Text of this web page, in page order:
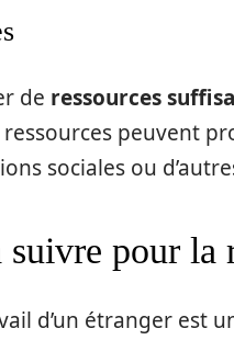
de ressources
ressources peuvent
sociales ou
suivre pour la
d’un étranger est